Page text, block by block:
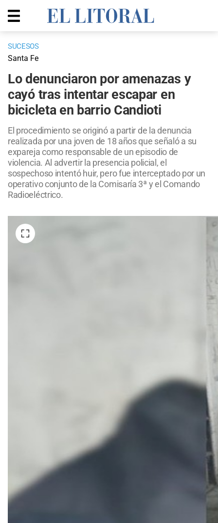
SUCESOS
Santa Fe
Lo denunciaron por amenazas y
cayó tras intentar escapar en
bicicleta en barrio Candioti
El procedimiento se originó a partir de la denuncia
realizada por una joven de 18 años que señaló a su
expareja como responsable de un episodio de
violencia. Al advertir la presencia policial, el
sospechoso intentó huir, pero fue interceptado por un
operativo conjunto de la Comisaría 3ª y el Comando
Radioeléctrico.